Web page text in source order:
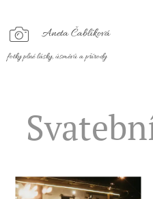
Aneta Čablíková
fotky plné lásky, úsměvů a přírody